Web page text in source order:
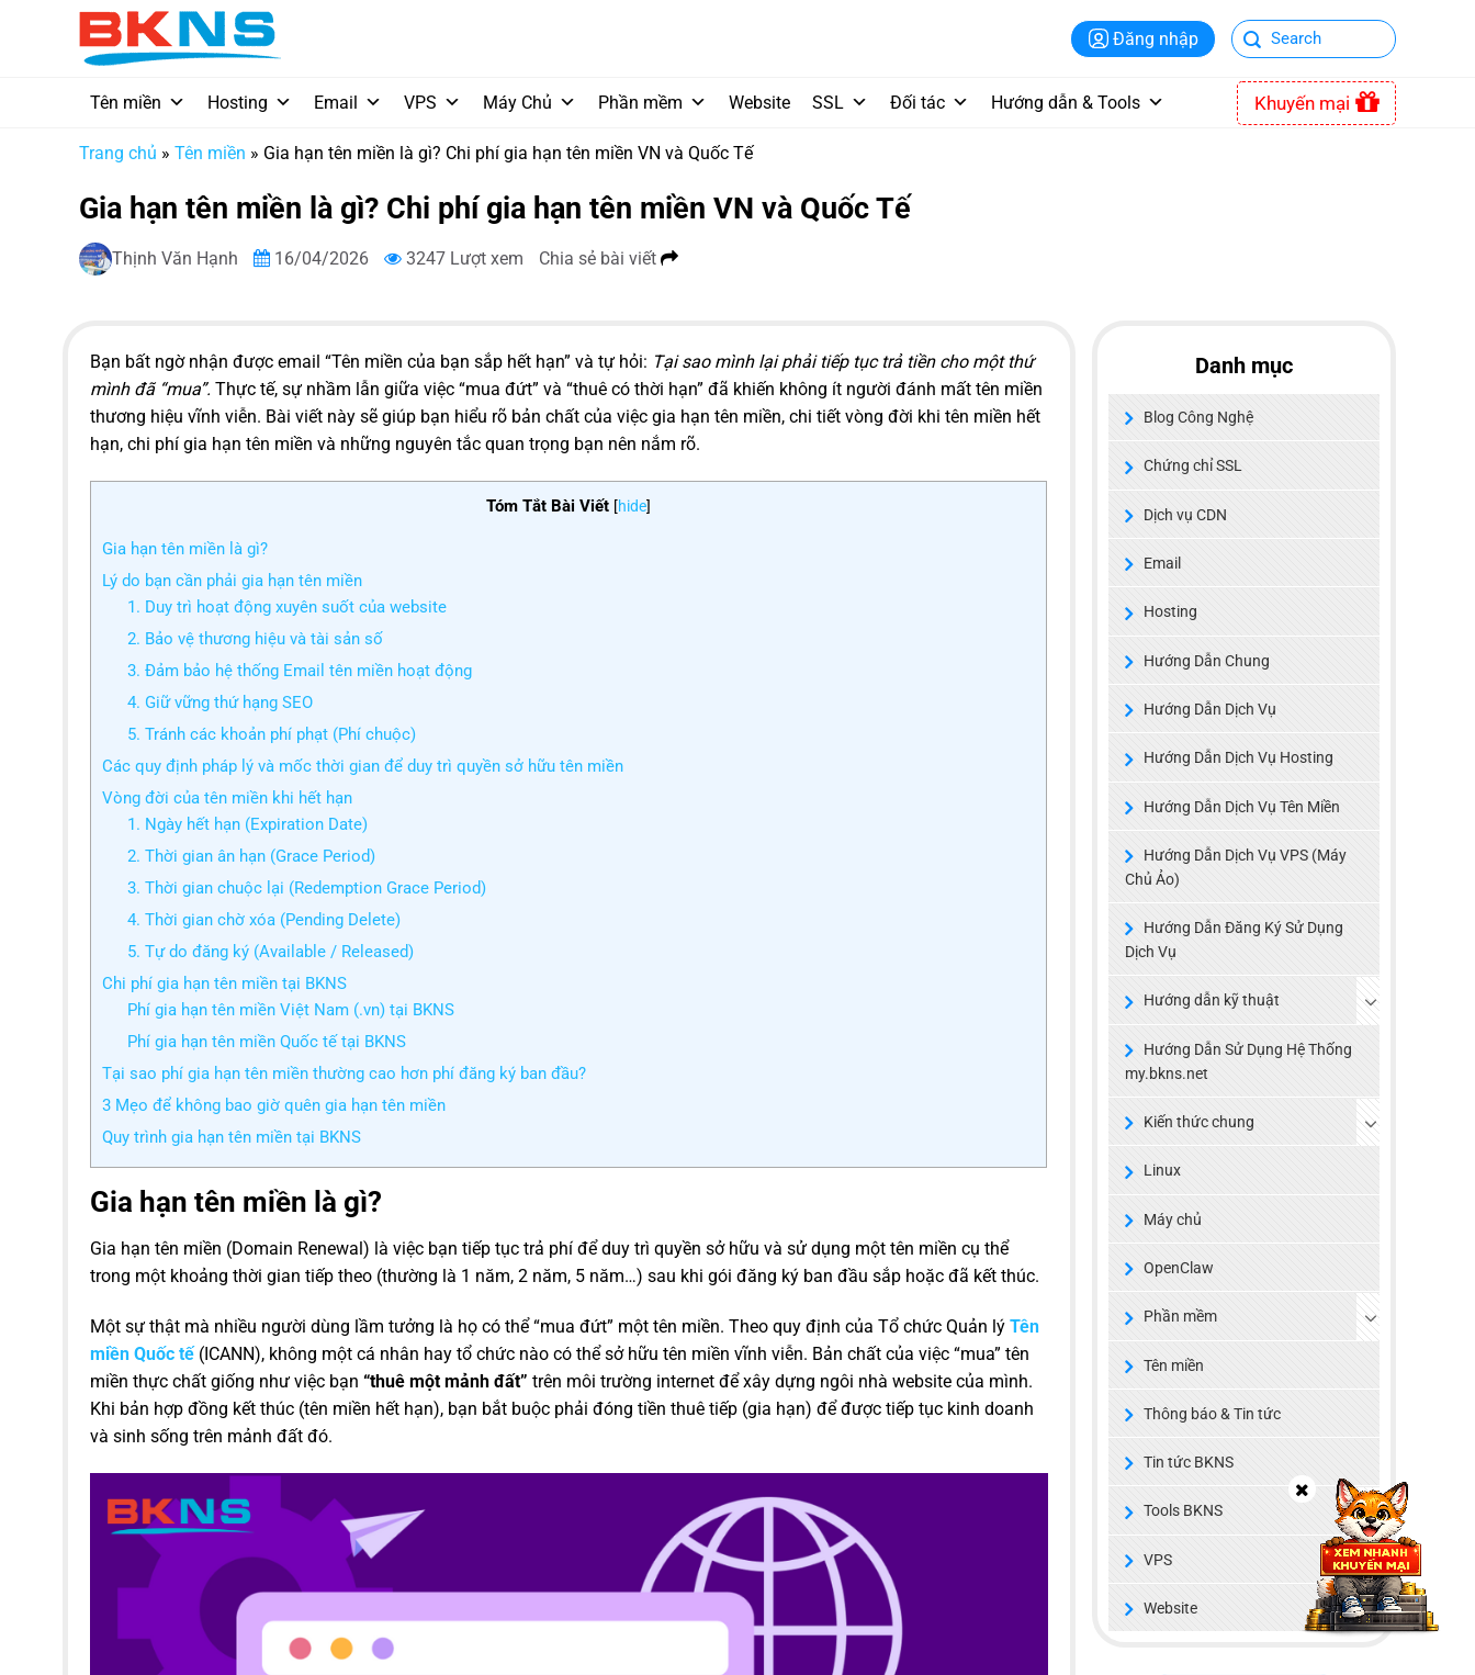
Đăng nhập
Tên miền Hosting Email VPS Máy Chủ Phần mềm Website SSL Đối tác Hướng dẫn & Tools Khuyến mại
Trang chủ » Tên miền » Gia hạn tên miền là gì? Chi phí gia hạn tên miền VN và Quốc Tế
Gia hạn tên miền là gì? Chi phí gia hạn tên miền VN và Quốc Tế
Thịnh Văn Hạnh 16/04/2026 3247 Lượt xem Chia sẻ bài viết
Bạn bất ngờ nhận được email “Tên miền của bạn sắp hết hạn” và tự hỏi: Tại sao mình lại phải tiếp tục trả tiền cho một thứ
mình đã “mua”. Thực tế, sự nhầm lẫn giữa việc “mua đứt” và “thuê có thời hạn” đã khiến không ít người đánh mất tên miền
thương hiệu vĩnh viễn. Bài viết này sẽ giúp bạn hiểu rõ bản chất của việc gia hạn tên miền, chi tiết vòng đời khi tên miền hết
hạn, chi phí gia hạn tên miền và những nguyên tắc quan trọng bạn nên nắm rõ.
Tóm Tắt Bài Viết [hide]
Gia hạn tên miền là gì?
Lý do bạn cần phải gia hạn tên miền
1. Duy trì hoạt động xuyên suốt của website
2. Bảo vệ thương hiệu và tài sản số
3. Đảm bảo hệ thống Email tên miền hoạt động
4. Giữ vững thứ hạng SEO
5. Tránh các khoản phí phạt (Phí chuộc)
Các quy định pháp lý và mốc thời gian để duy trì quyền sở hữu tên miền
Vòng đời của tên miền khi hết hạn
1. Ngày hết hạn (Expiration Date)
2. Thời gian ân hạn (Grace Period)
3. Thời gian chuộc lại (Redemption Grace Period)
4. Thời gian chờ xóa (Pending Delete)
5. Tự do đăng ký (Available / Released)
Chi phí gia hạn tên miền tại BKNS
Phí gia hạn tên miền Việt Nam (.vn) tại BKNS
Phí gia hạn tên miền Quốc tế tại BKNS
Tại sao phí gia hạn tên miền thường cao hơn phí đăng ký ban đầu?
3 Mẹo để không bao giờ quên gia hạn tên miền
Quy trình gia hạn tên miền tại BKNS
Gia hạn tên miền là gì?
Gia hạn tên miền (Domain Renewal) là việc bạn tiếp tục trả phí để duy trì quyền sở hữu và sử dụng một tên miền cụ thể
trong một khoảng thời gian tiếp theo (thường là 1 năm, 2 năm, 5 năm…) sau khi gói đăng ký ban đầu sắp hoặc đã kết thúc.
Một sự thật mà nhiều người dùng lầm tưởng là họ có thể “mua đứt” một tên miền. Theo quy định của Tổ chức Quản lý Tên
miền Quốc tế(ICANN), không một cá nhân hay tổ chức nào có thể sở hữu tên miền vĩnh viễn. Bản chất của việc “mua” tên
miền thực chất giống như việc bạn “thuê một mảnh đất” trên môi trường internet để xây dựng ngôi nhà website của mình.
Khi bản hợp đồng kết thúc (tên miền hết hạn), bạn bắt buộc phải đóng tiền thuê tiếp (gia hạn) để được tiếp tục kinh doanh
và sinh sống trên mảnh đất đó.
Danh mục
Blog Công Nghệ
Chứng chỉ SSL
Dịch vụ CDN
Email
Hosting
Hướng Dẫn Chung
Hướng Dẫn Dịch Vụ
Hướng Dẫn Dịch Vụ Hosting
Hướng Dẫn Dịch Vụ Tên Miền
Hướng Dẫn Dịch Vụ VPS (Máy
Chủ Ảo)
Hướng Dẫn Đăng Ký Sử Dụng
Dịch Vụ
Hướng dẫn kỹ thuật
Hướng Dẫn Sử Dụng Hệ Thống
my.bkns.net
Kiến thức chung
Linux
Máy chủ
OpenClaw
Phần mềm
Tên miền
Thông báo & Tin tức
Tin tức BKNS
Tools BKNS
VPS
Website